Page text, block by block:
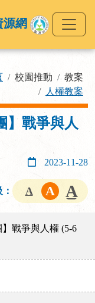
網
校園推動
教案
人權教案
】戰爭與人
2023-11-28
戰爭與人權 (5-6